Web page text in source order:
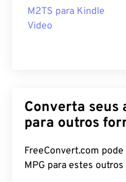
M2TS para Kindle
Video
Converta seus
para outros
FreeConvert.com
MPG para estes